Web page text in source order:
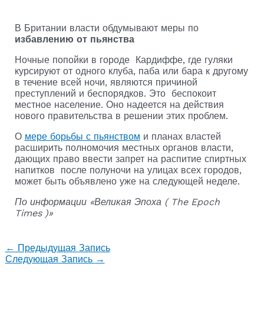
В Британии власти обдумывают меры по
избавлению от пьянства
Ночные попойки в городе Кардиффе, где гуляки
курсируют от одного клуба, паба или бара к другому
в течение всей ночи, являются причиной
преступлений и беспорядков. Это беспокоит
местное население. Оно надеется на действия
нового правительства в решении этих проблем.
О мере борьбы с пьянством и планах властей
расширить полномочия местных органов власти,
дающих право ввести запрет на распитие спиртных
напитков после полуночи на улицах всех городов,
может быть объявлено уже на следующей неделе.
По информации «Великая Эпоха ( The Epoch
Times )»
← Предыдущая Запись
Следующая Запись →